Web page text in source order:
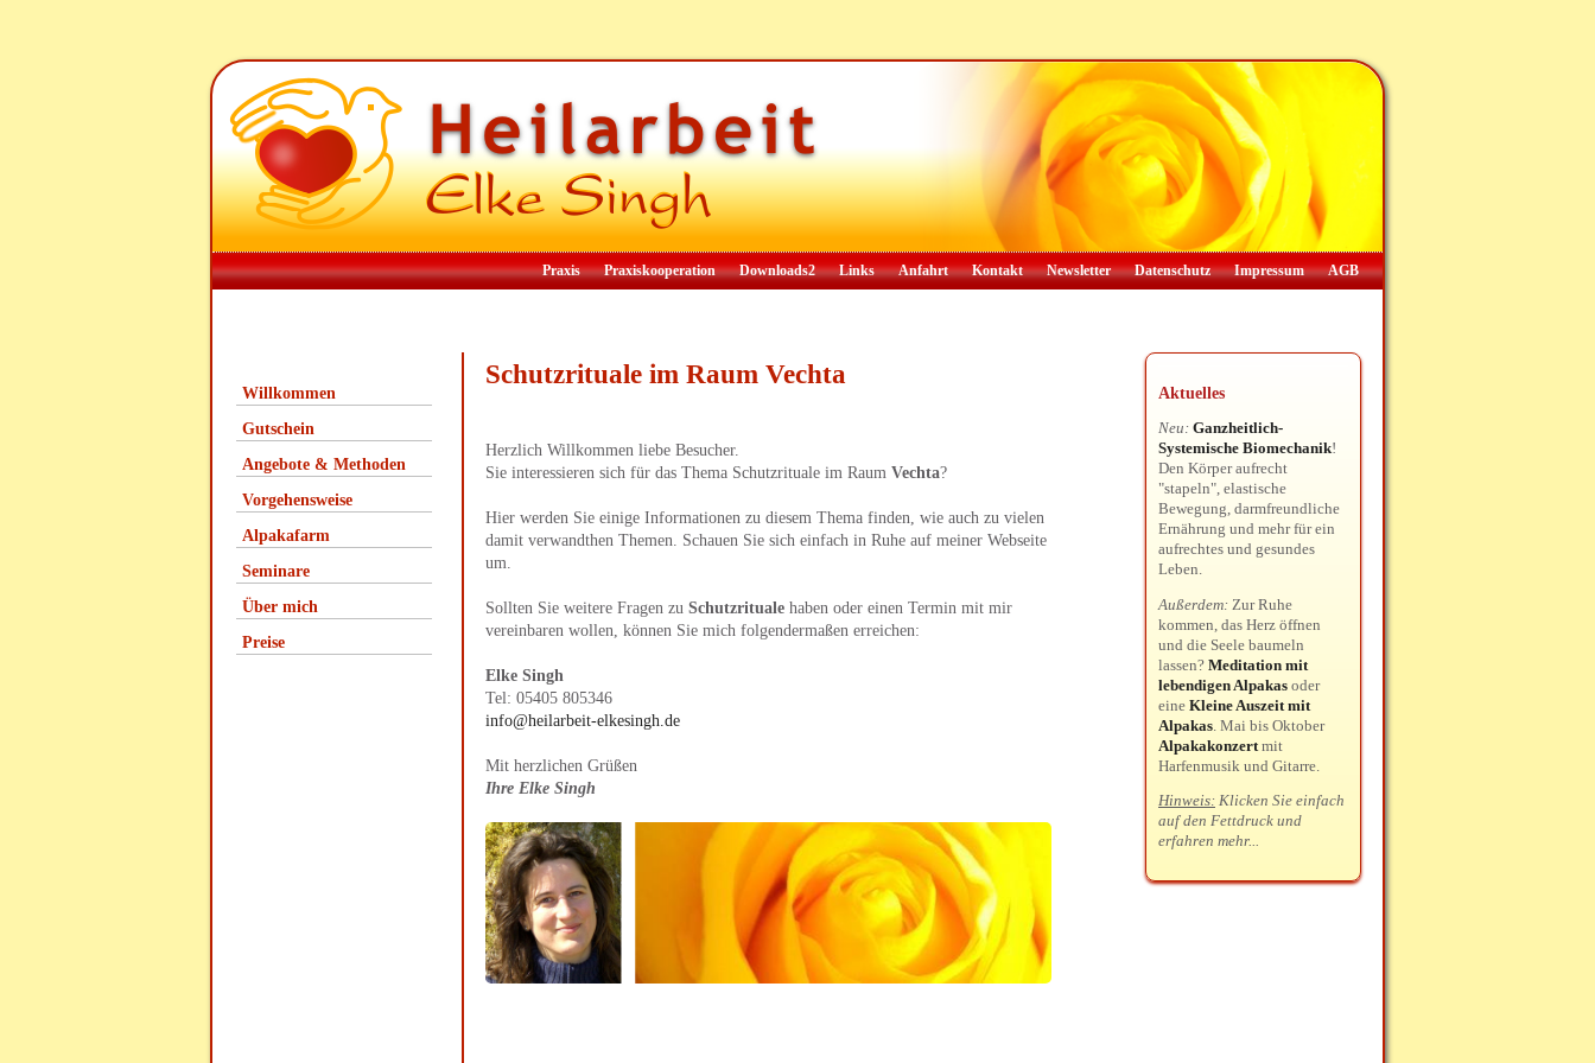
Praxis Praxiskooperation Downloads2 Links Anfahrt Kontakt Newsletter Datenschutz Impressum AGB
Willkommen
Gutschein
Angebote & Methoden
Vorgehensweise
Alpakafarm
Seminare
Über mich
Preise
Schutzrituale im Raum Vechta
Herzlich Willkommen liebe Besucher.
Sie interessieren sich für das Thema Schutzrituale im Raum Vechta?
Hier werden Sie einige Informationen zu diesem Thema finden, wie auch zu vielen
damit verwandthen Themen. Schauen Sie sich einfach in Ruhe auf meiner Webseite
um.
Sollten Sie weitere Fragen zu Schutzrituale haben oder einen Termin mit mir
vereinbaren wollen, können Sie mich folgendermaßen erreichen:
Elke Singh
Tel: 05405 805346
info@heilarbeit-elkesingh.de
Mit herzlichen Grüßen
Ihre Elke Singh
Aktuelles
Neu: Ganzheitlich-
Systemische Biomechanik!
Den Körper aufrecht
"stapeln", elastische
Bewegung, darmfreundliche
Ernährung und mehr für ein
aufrechtes und gesundes
Leben.
Außerdem: Zur Ruhe
kommen, das Herz öffnen
und die Seele baumeln
lassen? Meditation mit
lebendigen Alpakas oder
eine Kleine Auszeit mit
Alpakas . Mai bis Oktober
Alpakakonzert mit
Harfenmusik und Gitarre.
Hinweis: Klicken Sie einfach
auf den Fettdruck und
erfahren mehr...